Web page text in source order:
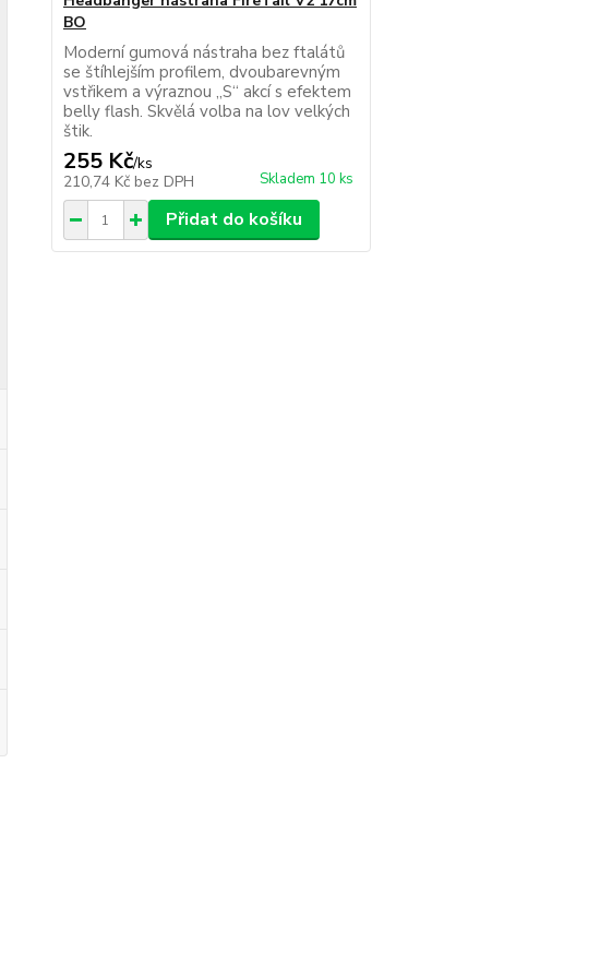
BO
Moderní gumová nástraha bez ftalátů
se štíhlejším profilem, dvoubarevným
vstřikem a výraznou „S“ akcí s efektem
belly flash. Skvělá volba na lov velkých
štik.
255 Kč/ks
210,74 Kč bez DPH Skladem 10 ks
Přidat do košíku